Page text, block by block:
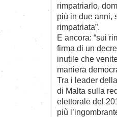
rimpatriarlo,
più in due anni,
rimpatriata”.
E ancora: “sui
firma di un
inutile che
maniera
Tra i leader
di Malta sulla
elettorale del
più